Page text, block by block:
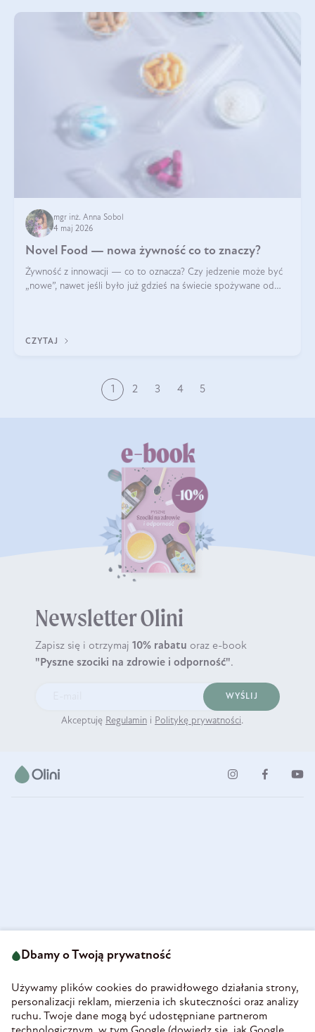
mgr inż. Anna Sobol
4 maj 2026
Novel Food — nowa żywność co to znaczy?
Żywność z innowacji — co to oznacza? Czy jedzenie może być
„nowe”, nawet jeśli było już gdzieś na świecie spożywane od
CZYTAJ
1 2 3 4 5
Newsletter Olini
Zapisz się i otrzymaj 10% rabatu oraz e-book
"Pyszne szociki na zdrowie i odporność".
WYŚLIJ
Akceptuję Regulamin i Politykę prywatności.
58-160 Świebodzice
REGON 890213034
INFORMACJE
Dbamy o Twoją prywatność
Używamy plików cookies do prawidłowego działania strony,
personalizacji reklam, mierzenia ich skuteczności oraz analizy
ruchu. Twoje dane mogą być udostępniane partnerom